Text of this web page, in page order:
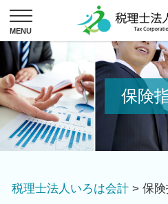
保険
税理士法人いろは会計 > 保